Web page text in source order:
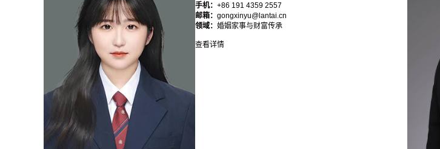
手机： +86 191 4359 2557
邮箱： gongxinyu@lantai.cn
领域： 婚姻家事与财富传承
查看详情